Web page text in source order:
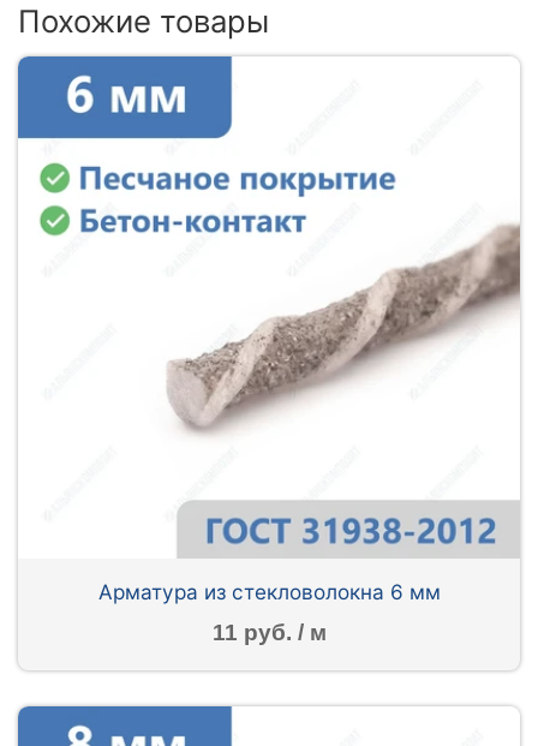
Похожие товары
Арматура из стекловолокна 6 мм
11 руб. / м